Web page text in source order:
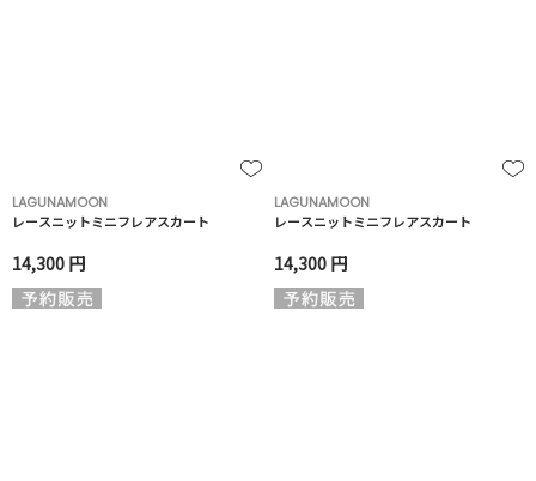
LAGUNAMOON
レースニットミニフレアスカート
14,300 円
LAGUNAMOON
レースニットミニフレアスカート
14,300 円